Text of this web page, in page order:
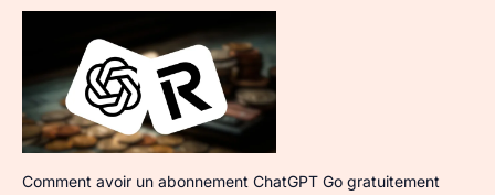
Comment avoir un abonnement ChatGPT Go gratuitement